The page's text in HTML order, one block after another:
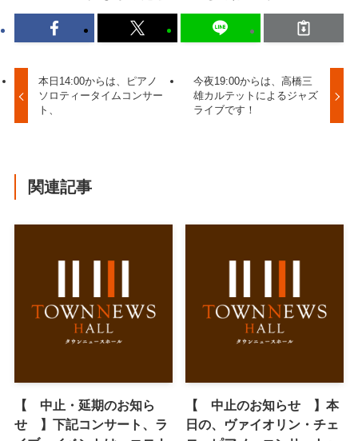
本日14:00からは、ピアノ
ソロティータイムコンサー
ト、
今夜19:00からは、高橋三
雄カルテットによるジャズ
ライブです！
関連記事
【 中止・延期のお知ら
せ 】下記コンサート、ラ
【 中止のお知らせ 】本
日の、ヴァイオリン・チェ